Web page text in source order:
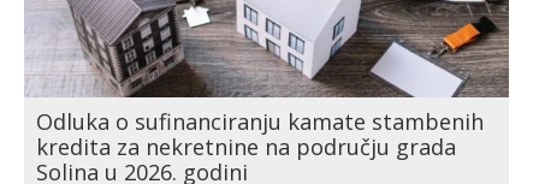
Odluka o sufinanciranju kamate stambenih
kredita za nekretnine na području grada
Solina u 2026. godini